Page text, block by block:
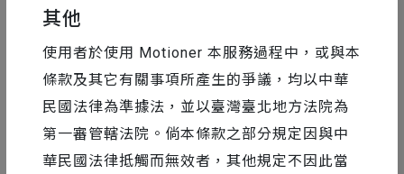
其他
使用者於使用 Motioner 本服務過程中，或與本
條款及其它有關事項所產生的爭議，均以中華
民國法律為準據法，並以臺灣臺北地方法院為
第一審管轄法院。倘本條款之部分規定因與中
華民國法律抵觸而無效者，其他規定不因此當